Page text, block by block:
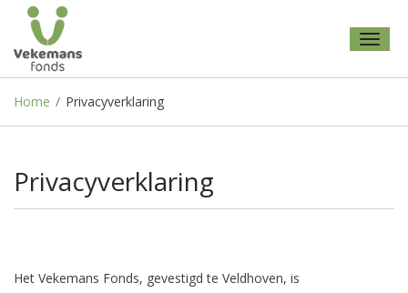
Home / Privacyverklaring
Privacyverklaring
Het Vekemans Fonds, gevestigd te Veldhoven, is